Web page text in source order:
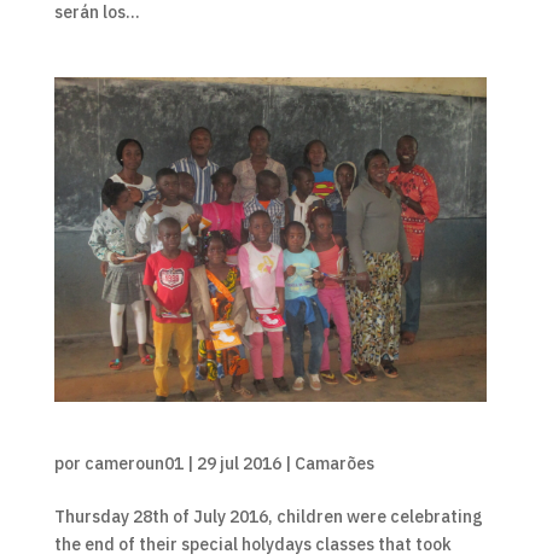
serán los...
por cameroun01| 29 jul 2016| Camarões
Thursday 28th of July 2016, children were celebrating
the end of their special holydays classes that took